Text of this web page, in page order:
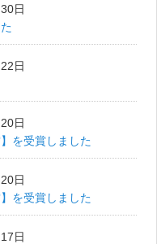
日
日
日
を受賞しました
日
を受賞しました
日